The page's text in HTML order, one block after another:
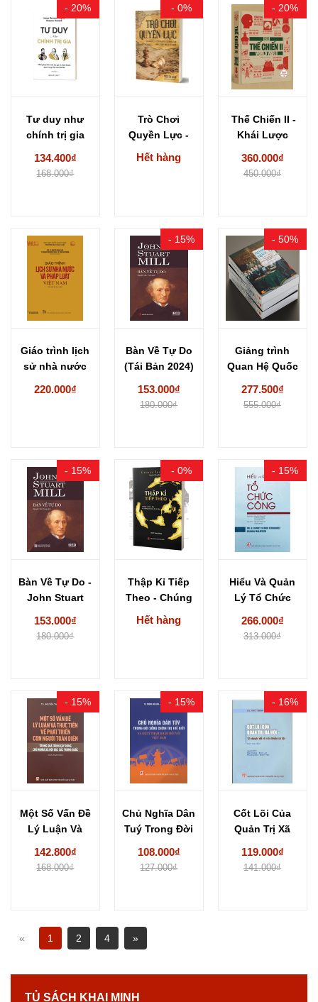
- 20%
Tư duy như
chính trị gia
134.400₫
168.000₫
- 0%
Trò Chơi
Quyền Lực -
Quá Khứ,
Hết hàng
- 20%
Thế Chiến II -
Khái Lược
360.000₫
450.000₫
Giáo trình lịch
sử nhà nước
220.000₫
- 15%
Bàn Về Tự Do
(Tái Bản 2024)
153.000₫
180.000₫
- 50%
Giảng trình
Quan Hệ Quốc
277.500₫
555.000₫
- 15%
Bàn Về Tự Do -
John Stuart
153.000₫
180.000₫
- 0%
Thập Kỉ Tiếp
Theo - Chúng
Ta Đã...
Hết hàng
- 15%
Hiểu Và Quản
Lý Tổ Chức
266.000₫
313.000₫
- 15%
Một Số Vấn Đề
Lý Luận Và
142.800₫
168.000₫
- 15%
Chủ Nghĩa Dân
Tuý Trong Đời
108.000₫
127.000₫
- 16%
Cốt Lõi Của
Quản Trị Xã
119.000₫
141.000₫
« 1 2 4 »
TỦ SÁCH KHAI MINH